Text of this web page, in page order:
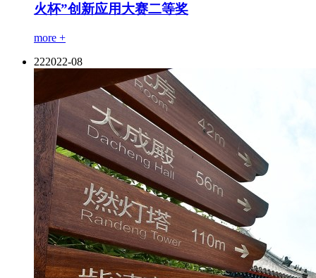
火杯”创新应用大赛二等奖
more +
222022-08